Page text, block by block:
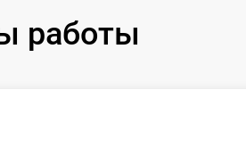
работы